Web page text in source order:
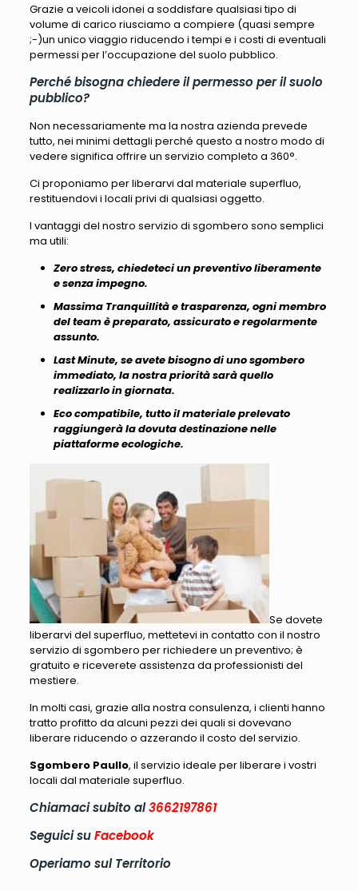
Grazie a veicoli idonei a soddisfare qualsiasi tipo di
volume di carico riusciamo a compiere (quasi sempre
;-)un unico viaggio riducendo i tempi e i costi di eventuali
permessi per l’occupazione del suolo pubblico.
Perché bisogna chiedere il permesso per il suolo
pubblico?
Non necessariamente ma la nostra azienda prevede
tutto, nei minimi dettagli perché questo a nostro modo di
vedere significa offrire un servizio completo a 360°.
Ci proponiamo per liberarvi dal materiale superfluo,
restituendovi i locali privi di qualsiasi oggetto.
I vantaggi del nostro servizio di sgombero sono semplici
ma utili:
Zero stress, chiedeteci un preventivo liberamente
e senza impegno.
Massima Tranquillità e trasparenza, ogni membro
del team è preparato, assicurato e regolarmente
assunto.
Last Minute, se avete bisogno di uno sgombero
immediato, la nostra priorità sarà quello
realizzarlo in giornata.
Eco compatibile, tutto il materiale prelevato
raggiungerà la dovuta destinazione nelle
piattaforme ecologiche.
Se dovete
liberarvi del superfluo, mettetevi in contatto con il nostro
servizio di sgombero per richiedere un preventivo; è
gratuito e riceverete assistenza da professionisti del
mestiere.
In molti casi, grazie alla nostra consulenza, i clienti hanno
tratto profitto da alcuni pezzi dei quali si dovevano
liberare riducendo o azzerando il costo del servizio.
Sgombero Paullo, il servizio ideale per liberare i vostri
locali dal materiale superfluo.
Chiamaci subito al3662197861
Seguici suFacebook
Operiamo sul Territorio